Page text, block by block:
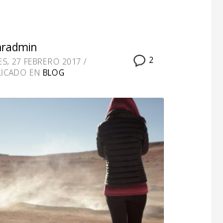
2
27 FEBRERO 2017 /
EN BLOG